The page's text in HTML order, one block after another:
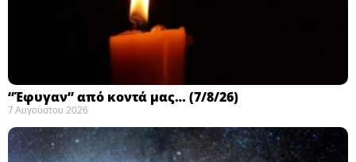
“Έφυγαν” από κοντά μας… (7/8/26)
7 Αυγούστου 2026